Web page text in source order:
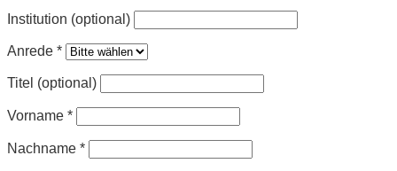
Institution (optional)
Anrede *
Titel (optional)
Vorname *
Nachname *